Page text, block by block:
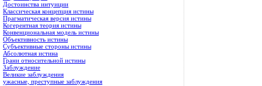
Достоинства интуиции
Классическая концепция истины
Прагматическая версия истины
Когерентная теория истины
Конвенциональная модель истины
Объективность истины
Субъективные стороны истины
Абсолютная истина
Грани относительной истины
Заблуждение
Великие заблуждения
ужасные, преступные заблуждения